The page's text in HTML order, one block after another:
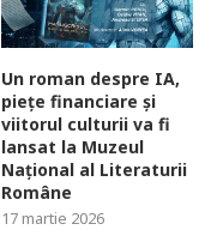
Un roman despre IA,
piețe financiare și
viitorul culturii va fi
lansat la Muzeul
Național al Literaturii
Române
17 martie 2026